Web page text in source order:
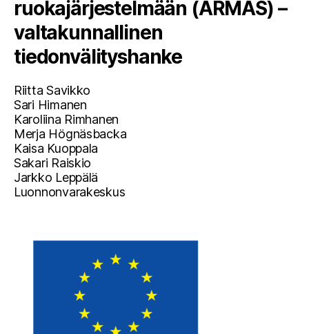
ruokajärjestelmään (ARMAS) –
valtakunnallinen
tiedonvälityshanke
Riitta Savikko
Sari Himanen
Karoliina Rimhanen
Merja Högnäsbacka
Kaisa Kuoppala
Sakari Raiskio
Jarkko Leppälä
Luonnonvarakeskus